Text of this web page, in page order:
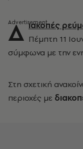
Δ ιακοπές
Πέμπτη 11
σύμφωνα με την
Στη σχετική
περιοχές με